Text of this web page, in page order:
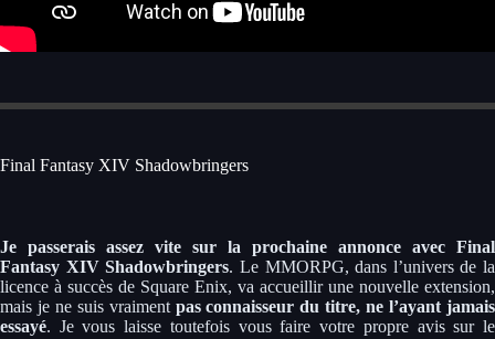
Final Fantasy XIV Shadowbringers
Je passerais assez vite sur la prochaine annonce avec Final
Fantasy XIV Shadowbringers. Le MMORPG, dans l’univers de la
licence à succès de Square Enix, va accueillir une nouvelle extension,
mais je ne suis vraiment pas connaisseur du titre, ne l’ayant jamais
essayé. Je vous laisse toutefois vous faire votre propre avis sur le